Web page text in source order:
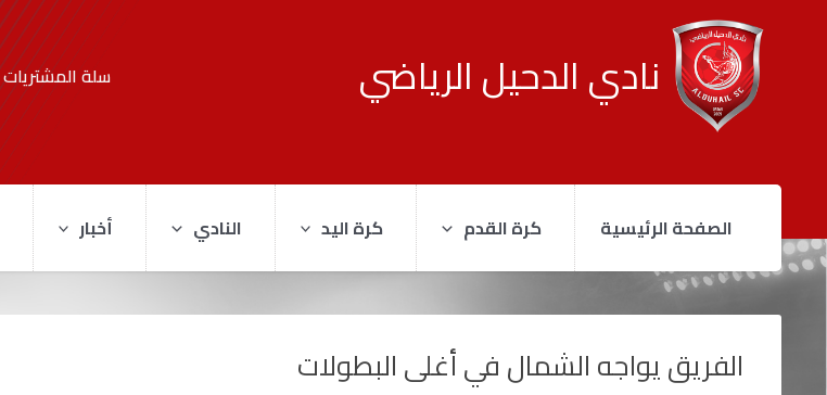
نادي الدحيل الرياضي سلة المشتريات
الصفحة الرئيسية كرة القدم كرة اليد النادي أخبار
الفريق يواجه الشمال في أغلى البطولات